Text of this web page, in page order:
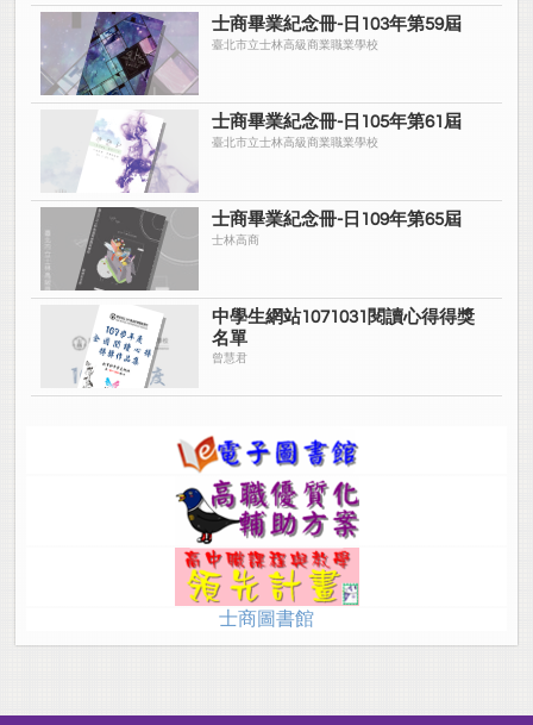
士商畢業紀念冊-日103年第59屆
臺北市立士林高級商業職業學校
士商畢業紀念冊-日105年第61屆
臺北市立士林高級商業職業學校
士商畢業紀念冊-日109年第65屆
士林高商
中學生網站1071031閱讀心得得獎
名單
曾慧君
士商圖書館